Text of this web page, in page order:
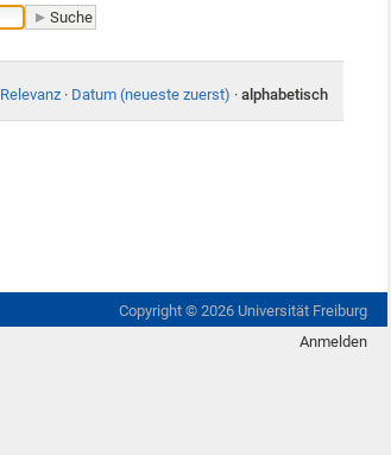
Relevanz · Datum (neueste zuerst) · alphabetisch
Copyright © 2026 Universität Freiburg
Anmelden